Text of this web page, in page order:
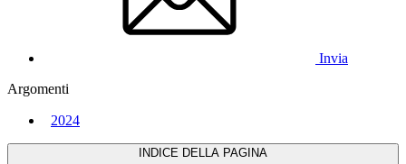
Invia
Argomenti
2024
INDICE DELLA PAGINA